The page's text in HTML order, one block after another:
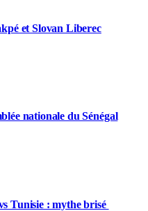
et Slovan Liberec
nationale du Sénégal
Tunisie : mythe brisé